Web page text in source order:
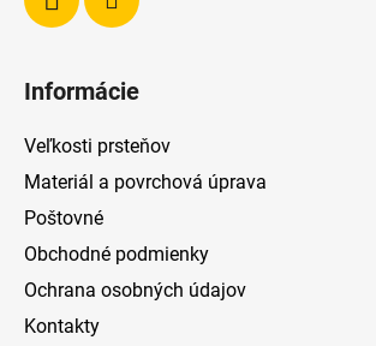
Informácie
Veľkosti prsteňov
Materiál a povrchová úprava
Poštovné
Obchodné podmienky
Ochrana osobných údajov
Kontakty